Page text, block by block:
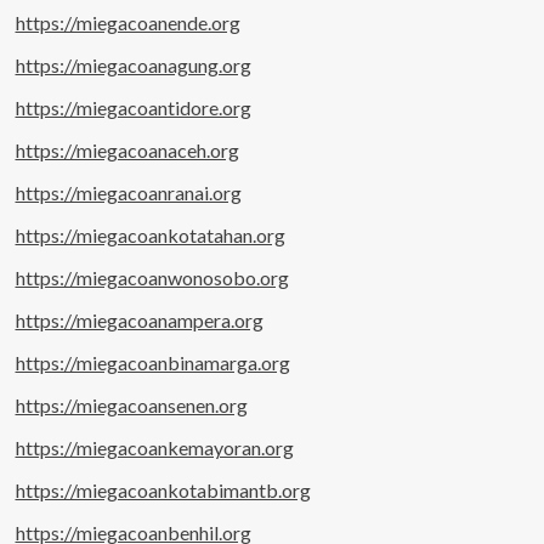
https://miegacoanende.org
https://miegacoanagung.org
https://miegacoantidore.org
https://miegacoanaceh.org
https://miegacoanranai.org
https://miegacoankotatahan.org
https://miegacoanwonosobo.org
https://miegacoanampera.org
https://miegacoanbinamarga.org
https://miegacoansenen.org
https://miegacoankemayoran.org
https://miegacoankotabimantb.org
https://miegacoanbenhil.org